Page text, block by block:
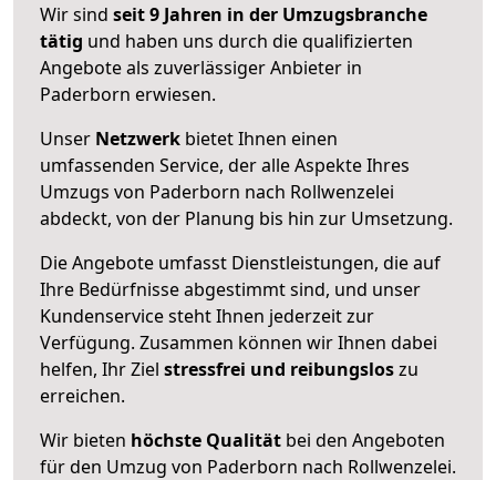
Wir sind seit 9 Jahren in der Umzugsbranche
tätig und haben uns durch die qualifizierten
Angebote als zuverlässiger Anbieter in
Paderborn erwiesen.
Unser Netzwerk bietet Ihnen einen
umfassenden Service, der alle Aspekte Ihres
Umzugs von Paderborn nach Rollwenzelei
abdeckt, von der Planung bis hin zur Umsetzung.
Die Angebote umfasst Dienstleistungen, die auf
Ihre Bedürfnisse abgestimmt sind, und unser
Kundenservice steht Ihnen jederzeit zur
Verfügung. Zusammen können wir Ihnen dabei
helfen, Ihr Ziel stressfrei und reibungsloszu
erreichen.
Wir bieten höchste Qualität bei den Angeboten
für den Umzug von Paderborn nach Rollwenzelei.